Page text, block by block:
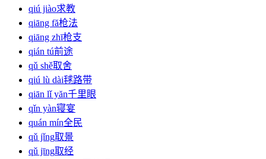
qiú jiào求教
qiāng fă枪法
qiāng zhī枪支
qián tú前途
qǔ shě取舍
qiú lù dài毬路带
qiān lǐ yăn千里眼
qǐn yàn寝宴
quán mín全民
qǔ jǐng取景
qǔ jīng取经